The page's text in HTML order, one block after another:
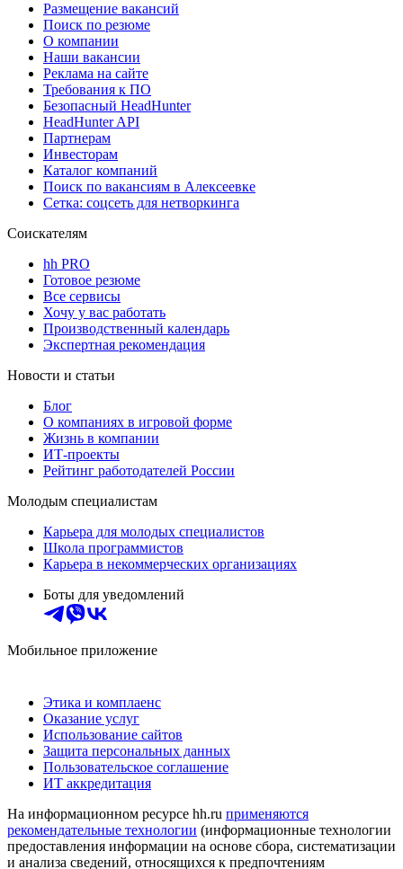
Размещение вакансий
Поиск по резюме
О компании
Наши вакансии
Реклама на сайте
Требования к ПО
Безопасный HeadHunter
HeadHunter API
Партнерам
Инвесторам
Каталог компаний
Поиск по вакансиям в Алексеевке
Сетка: соцсеть для нетворкинга
Соискателям
hh PRO
Готовое резюме
Все сервисы
Хочу у вас работать
Производственный календарь
Экспертная рекомендация
Новости и статьи
Блог
О компаниях в игровой форме
Жизнь в компании
ИТ-проекты
Рейтинг работодателей России
Молодым специалистам
Карьера для молодых специалистов
Школа программистов
Карьера в некоммерческих организациях
Боты для уведомлений
Мобильное приложение
Этика и комплаенс
Оказание услуг
Использование сайтов
Защита персональных данных
Пользовательское соглашение
ИТ аккредитация
На информационном ресурсе hh.ru применяются
рекомендательные технологии (информационные технологии
предоставления информации на основе сбора, систематизации
и анализа сведений, относящихся к предпочтениям